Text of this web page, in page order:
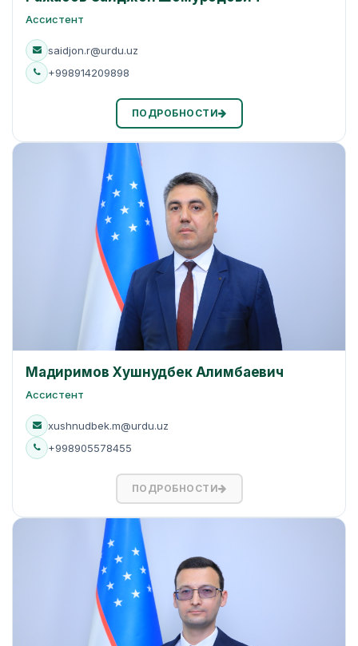
Ассистент
saidjon.r@urdu.uz
+998914209898
ПОДРОБНОСТИ
Мадиримов Хушнудбек Алимбaевич
Ассистент
xushnudbek.m@urdu.uz
+998905578455
ПОДРОБНОСТИ